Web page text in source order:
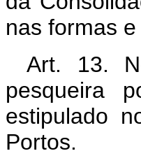
nas formas
Art. 13.
pesqueira
estipulado
Portos.